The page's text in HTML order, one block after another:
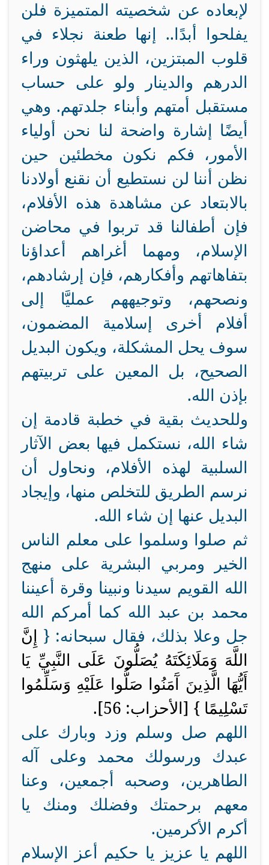
لإبعاده عن شخصيته المتميزة فلن
يفلحوا أبدًا.. إنها طعنة نجلاء في
قلوب المبتزين، الذين يلهثون وراء
الدرهم والدينار ولو على حساب
مستقبل أمتهم وأبناء جلدتهم. وهي
أيضًا إشارة واضحة لنا نحن أولياء
الأمور، فكم نكون مخطئين حين
نظن أننا لن نستطيع أن نقنع أولادنا
بالابتعاد عن مشاهدة هذه الأفلام،
فإن أطفالنا قد تربوا في محاضن
الإسلام، ومهما أغراهم أعداؤنا
بتفاهاتهم وأفكارهم، فإن إرشادهم،
ونصحهم، وتوجيههم عمليَّا إلى
أفلام أخرى إسلامية المضمون،
سوف يحل المشكلة، ويكون البديل
الصحيح، بل المعين على تربيتهم
بإذن الله.
وللحديث بقية في خطبة قادمة إن
شاء الله، نستكمل فيها بعض الآثار
السلبية لهذه الأفلام، ونحاول أن
نرسم الطريق للتخلص منها، وإيجاد
البديل عنها إن شاء الله.
ثم صلوا وسلموا على معلم الناس
الخير ومربي البشرية على منهج
الله القويم سيدنا ونبينا وقرة أعيننا
محمد بن عبد الله كما أمركم الله
جل وعلا بذلك، فقال سبحانه: { إِنَّ
اللَّهَ وَمَلَائِكَتَهُ يُصَلُّونَ عَلَى النَّبِيِّ يَا
أَيُّهَا الَّذِينَ آَمَنُوا صَلُّوا عَلَيْهِ وَسَلِّمُوا
تَسْلِيمًا } [الأحزاب: 56].
اللهم صل وسلم وزد وبارك على
عبدك ورسولك محمد وعلى آله
الطاهرين، وصحبه أجمعين، وعنا
معهم برحمتك وفضلك ومنك يا
أكرم الأكرمين.
اللهم يا عزيز يا حكيم أعز الإسلام